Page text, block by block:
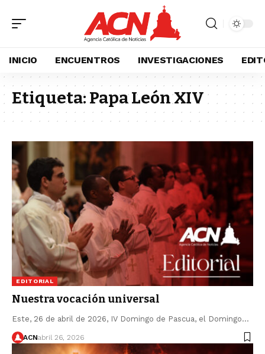
INICIO ENCUENTROS INVESTIGACIONES
Etiqueta: Papa León XIV
EDITORIAL
Nuestra vocación universal
Este, 26 de abril de 2026, IV Domingo de Pascua, el Domingo…
ACNabril 26, 2026